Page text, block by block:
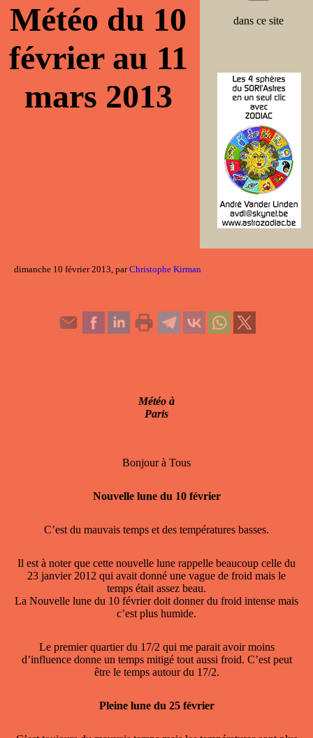
dans ce site
Météo du 10
février au 11
mars 2013
dimanche 10 février 2013, parChristophe Kirman
Météo à
Paris
Bonjour à Tous
Nouvelle lune du 10 février
C’est du mauvais temps et des températures basses.
Il est à noter que cette nouvelle lune rappelle beaucoup celle du
23 janvier 2012 qui avait donné une vague de froid mais le
temps était assez beau.
La Nouvelle lune du 10 février doit donner du froid intense mais
c’est plus humide.
Le premier quartier du 17/2 qui me parait avoir moins
d’influence donne un temps mitigé tout aussi froid. C’est peut
être le temps autour du 17/2.
Pleine lune du 25 février